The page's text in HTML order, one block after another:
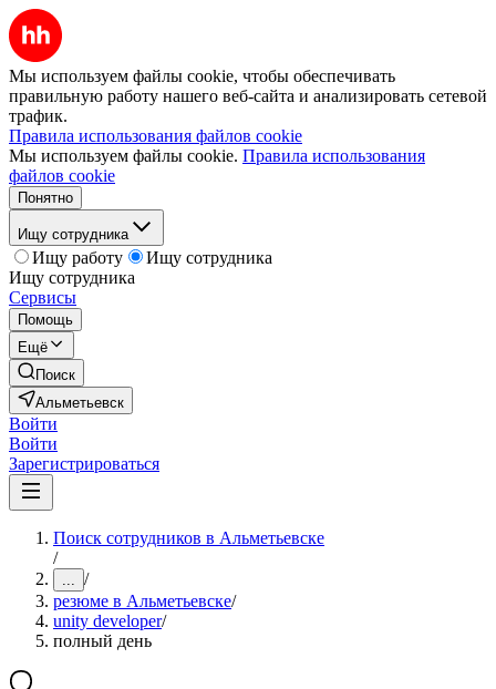
Мы используем файлы cookie, чтобы обеспечивать
правильную работу нашего веб-сайта и анализировать сетевой
трафик.
Правила использования файлов cookie
Мы используем файлы cookie. Правила использования
файлов cookie
Понятно
Ищу сотрудника
Ищу работу
Ищу сотрудника
Ищу сотрудника
Сервисы
Помощь
Ещё
Поиск
Альметьевск
Войти
Войти
Зарегистрироваться
Поиск сотрудников в Альметьевске
/
... /
резюме в Альметьевске/
unity developer/
полный день